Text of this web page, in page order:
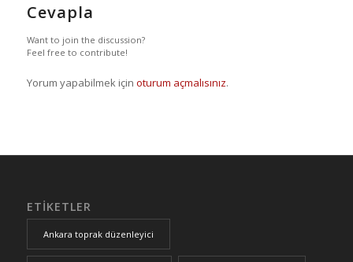
Cevapla
Want to join the discussion?
Feel free to contribute!
Yorum yapabilmek için oturum açmalısınız.
ETIKETLER
Ankara toprak düzenleyici